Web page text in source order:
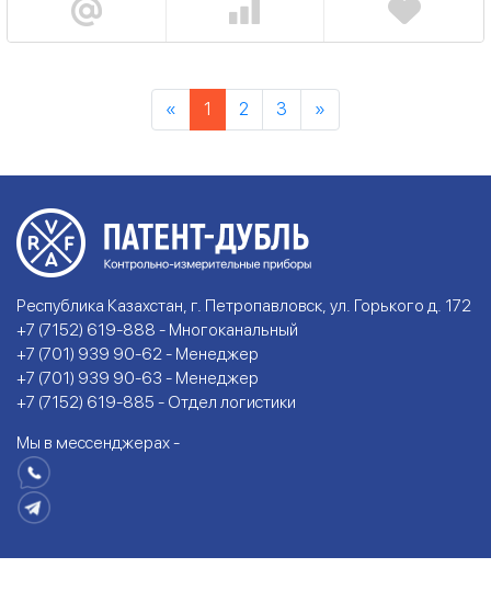
« 1 2 3 »
Республика Казахстан, г. Петропавловск, ул. Горького д. 172
+7 (7152) 619-888 - Многоканальный
+7 (701) 939 90-62 - Менеджер
+7 (701) 939 90-63 - Менеджер
+7 (7152) 619-885 - Отдел логистики
Мы в мессенджерах -